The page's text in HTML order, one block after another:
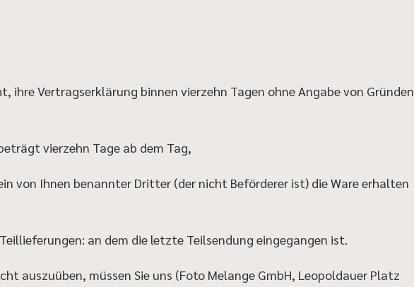
ihre Vertragserklärung binnen vierzehn Tagen ohne Angabe von Gründen
vierzehn Tage ab dem Tag,
von Ihnen benannter Dritter (der nicht Beförderer ist) die Ware erhalten
an dem die letzte Teilsendung eingegangen ist.
auszuüben, müssen Sie uns (Foto Melange GmbH, Leopoldauer Platz